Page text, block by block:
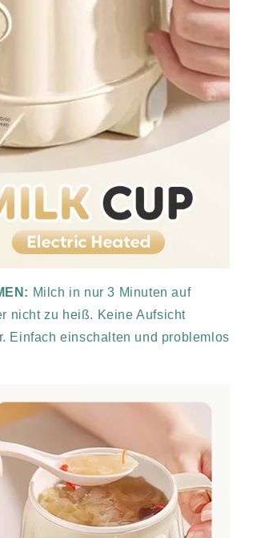
Milch in nur 3 Minuten auf
nicht zu heiß. Keine Aufsicht
Einfach einschalten und problemlos